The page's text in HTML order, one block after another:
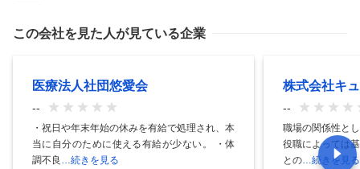
この会社を見た人が見ている企業
医療法人社団悠愛会
--
・祝日や年末年始の休みを有給で処理され、本
当に自分のために使える有給が少ない。 ・体
調不良
…続きを見る
株式会社キ
--
職場の関係性と
役職によっては
との …続きを見る